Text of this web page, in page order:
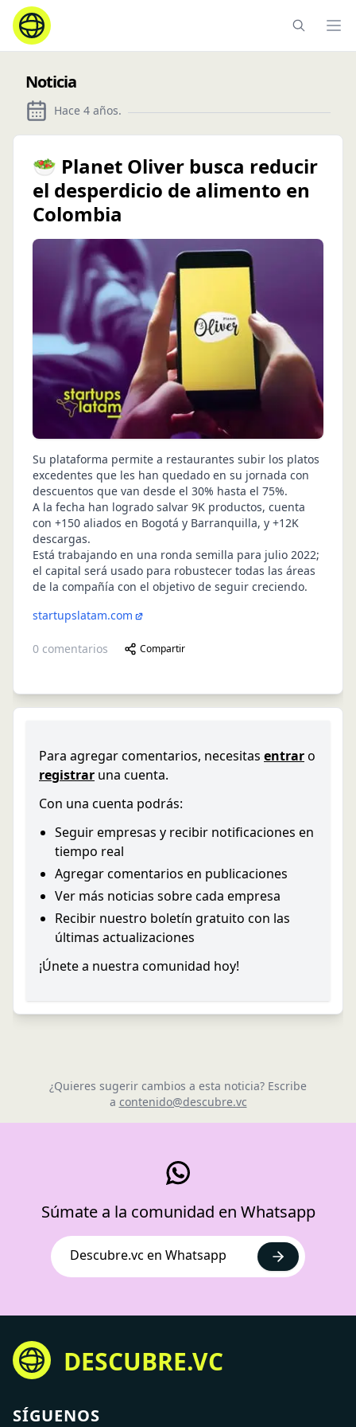
Noticia
Hace 4 años.
🥗 Planet Oliver busca reducir
el desperdicio de alimento en
Colombia
Su plataforma permite a restaurantes subir los platos
excedentes que les han quedado en su jornada con
descuentos que van desde el 30% hasta el 75%.
A la fecha han logrado salvar 9K productos, cuenta
con +150 aliados en Bogotá y Barranquilla, y +12K
descargas.
Está trabajando en una ronda semilla para julio 2022;
el capital será usado para robustecer todas las áreas
de la compañía con el objetivo de seguir creciendo.
startupslatam.com
0 comentarios Compartir
Para agregar comentarios, necesitas entraro
registrar una cuenta.
Con una cuenta podrás:
Seguir empresas y recibir notificaciones en
tiempo real
Agregar comentarios en publicaciones
Ver más noticias sobre cada empresa
Recibir nuestro boletín gratuito con las
últimas actualizaciones
¡Únete a nuestra comunidad hoy!
¿Quieres sugerir cambios a esta noticia? Escribe
a contenido@descubre.vc
Súmate a la comunidad en Whatsapp
Descubre.vc en Whatsapp
DESCUBRE.VC
SÍGUENOS